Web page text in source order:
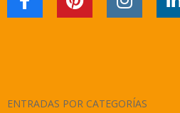
ENTRADAS POR CATEGORÍAS